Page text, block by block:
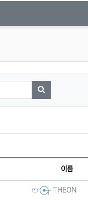
검색하기
이름
등록자THEON